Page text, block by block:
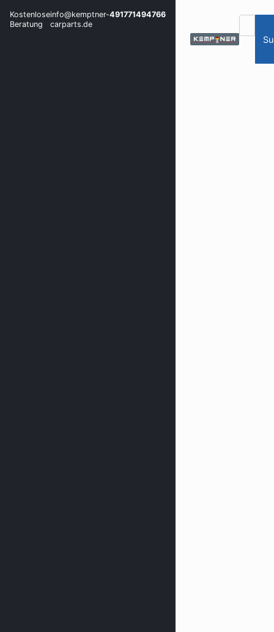
Kostenlose
Beratung
info@kemptner-
carparts.de
491771494766